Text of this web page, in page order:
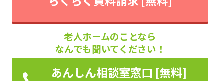
老人ホームのことなら
なんでも聞いてください！
あんしん相談室窓口 [無料]